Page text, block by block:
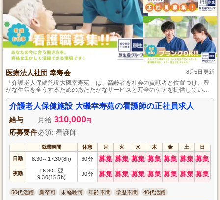
医療法人社団 幸寿会 8月5日更新
「介護老人保健施設大磯幸寿苑」は、高齢者を社会の貢献者と位置づけ、豊
かな生活を全うするためのあたたかなサービスと万全のケアを提供していま
す。また、湘南平、相模湾、富士山、丹沢の壮美な景色を一望でき、入所サ
ービスや通所リハビリ、介護予防サービスなど、幅広く対応しています。
介護老人保健施設 大磯幸寿苑の看護師の正社員求人
給与 月給 310,000円
応募要件必須: 看護師
就業時間 休憩 月 火 水 木 金 土 日
日勤 8:30～ 17:30(8h) 60分 募集 募集 募集 募集 募集 募集 募集
夜勤
16:30～翌
9:30(15.5h)
90分 募集 募集 募集 募集 募集 募集 募集
50代活躍 新卒可 未経験可 年齢不問 学歴不問 40代活躍